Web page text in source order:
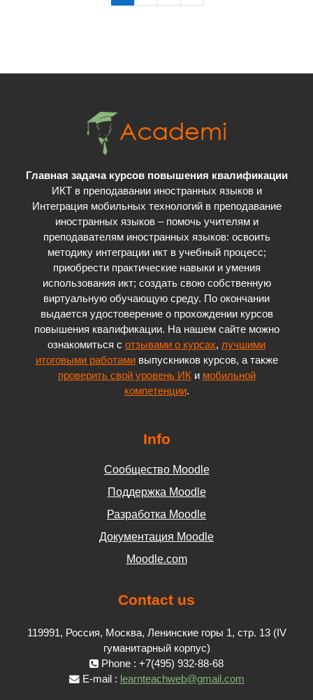
Главная задача курсов повышения квалификации
ИКТ в преподавании иностранных языков и
Интеграция мобильных технологий в преподавание
иностранных языков – помочь учителям и
преподавателям иностранных языков: освоить
методику интеграции икт в учебный процесс;
приобрести практические навыки и умения
использования икт; cоздать свою собственную
виртуальную обучающую среду. По окончании
выдается удостоверение о прохождении курсов
повышения квалификации. На нашем сайте можно
ознакомиться с отзывами о курсах, лучшими
итоговыми работамивыпускников курсов, а также
проверить свой уровень ИК и мобильной
компетенции.
Info
Сообщество Moodle
Поддержка Moodle
Разработка Moodle
Документация Moodle
Moodle.com
Contact us
119991, Россия, Москва, Ленинские горы 1, стр. 13 (IV
гуманитарный корпус)
Phone : +7(495) 932-88-68
E-mail : learnteachweb@gmail.com